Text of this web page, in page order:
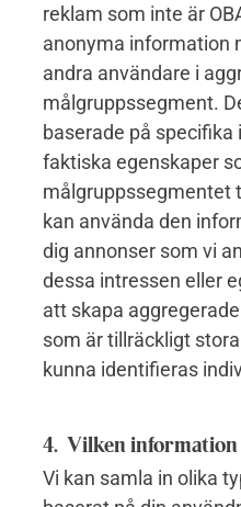
reklam som inte är
anonyma information
andra användare i
målgruppssegment.
baserade på
faktiska egenskaper
målgruppssegmentet
kan använda den
dig annonser som vi
dessa intressen eller
att skapa
som är tillräckligt
kunna identifieras
4. Vilken information
Vi kan samla in olika